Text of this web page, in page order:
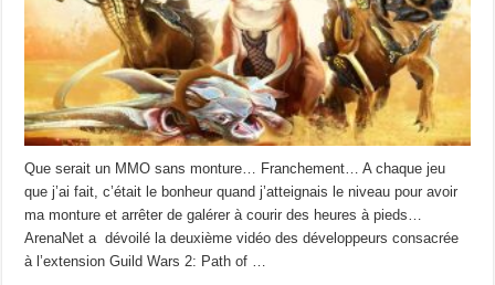
Que serait un MMO sans monture… Franchement… A chaque jeu
que j’ai fait, c’était le bonheur quand j’atteignais le niveau pour avoir
ma monture et arrêter de galérer à courir des heures à pieds…
ArenaNet a dévoilé la deuxième vidéo des développeurs consacrée
à l’extension Guild Wars 2: Path of …